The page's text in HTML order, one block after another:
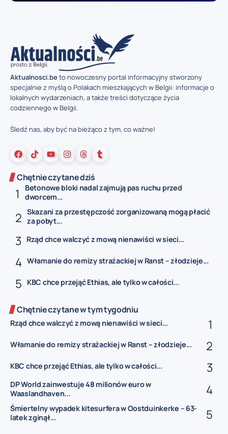
Aktualnosci.beto nowoczesny portal informacyjny stworzony
specjalnie z myślą o Polakach mieszkających w Belgii: informacje o
lokalnych wydarzeniach, a także treści dotyczące życia
codziennego w Belgii.
Śledź nas, aby być na bieżąco z tym, co ważne!
Chętnie czytane dziś
Betonowe bloki nadal zajmują pas ruchu przed
dworcem...
Skazani za przestępczość zorganizowaną mogą płacić
za pobyt...
Rząd chce walczyć z mową nienawiści w sieci...
Włamanie do remizy strażackiej w Ranst – złodzieje...
KBC chce przejąć Ethias, ale tylko w całości...
Chętnie czytane w tym tygodniu
Rząd chce walczyć z mową nienawiści w sieci...
Włamanie do remizy strażackiej w Ranst – złodzieje...
KBC chce przejąć Ethias, ale tylko w całości...
DP World zainwestuje 48 milionów euro w
Waaslandhaven...
Śmiertelny wypadek kitesurfera w Oostduinkerke – 63-
latek zginął...